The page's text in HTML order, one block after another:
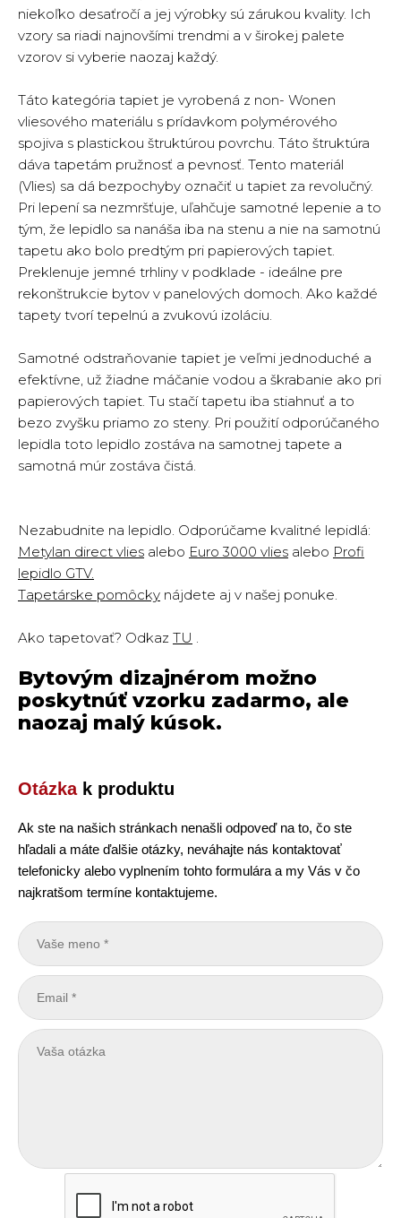
niekoľko desaťročí a jej výrobky sú zárukou kvality. Ich
vzory sa riadi najnovšími trendmi a v širokej palete
vzorov si vyberie naozaj každý.
Táto kategória tapiet je vyrobená z non- Wonen
vliesového materiálu s prídavkom polymérového
spojiva s plastickou štruktúrou povrchu. Táto štruktúra
dáva tapetám pružnosť a pevnosť. Tento materiál
(Vlies) sa dá bezpochyby označiť u tapiet za revolučný.
Pri lepení sa nezmršťuje, uľahčuje samotné lepenie a to
tým, že lepidlo sa nanáša iba na stenu a nie na samotnú
tapetu ako bolo predtým pri papierových tapiet.
Preklenuje jemné trhliny v podklade - ideálne pre
rekonštrukcie bytov v panelových domoch. Ako každé
tapety tvorí tepelnú a zvukovú izoláciu.
Samotné odstraňovanie tapiet je veľmi jednoduché a
efektívne, už žiadne máčanie vodou a škrabanie ako pri
papierových tapiet. Tu stačí tapetu iba stiahnuť a to
bezo zvyšku priamo zo steny. Pri použití odporúčaného
lepidla toto lepidlo zostáva na samotnej tapete a
samotná múr zostáva čistá.
Nezabudnite na lepidlo. Odporúčame kvalitné lepidlá:
Metylan direct vlies alebo Euro 3000 vlies alebo Profi
lepidlo GTV.
Tapetárske pomôcky nájdete aj v našej ponuke.
Ako tapetovať? Odkaz TU .
Bytovým dizajnérom možno
poskytnúť vzorku zadarmo, ale
naozaj malý kúsok.
Otázkak produktu
Ak ste na našich stránkach nenašli odpoveď na to, čo ste
hľadali a máte ďalšie otázky, neváhajte nás kontaktovať
telefonicky alebo vyplnením tohto formulára a my Vás v čo
najkratšom termíne kontaktujeme.